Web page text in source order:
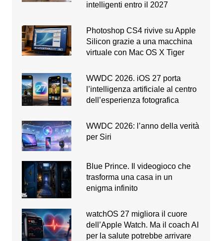
intelligenti entro il 2027
Photoshop CS4 rivive su Apple
Silicon grazie a una macchina
virtuale con Mac OS X Tiger
WWDC 2026. iOS 27 porta
l’intelligenza artificiale al centro
dell’esperienza fotografica
WWDC 2026: l’anno della verità
per Siri
Blue Prince. Il videogioco che
trasforma una casa in un
enigma infinito
watchOS 27 migliora il cuore
dell’Apple Watch. Ma il coach AI
per la salute potrebbe arrivare